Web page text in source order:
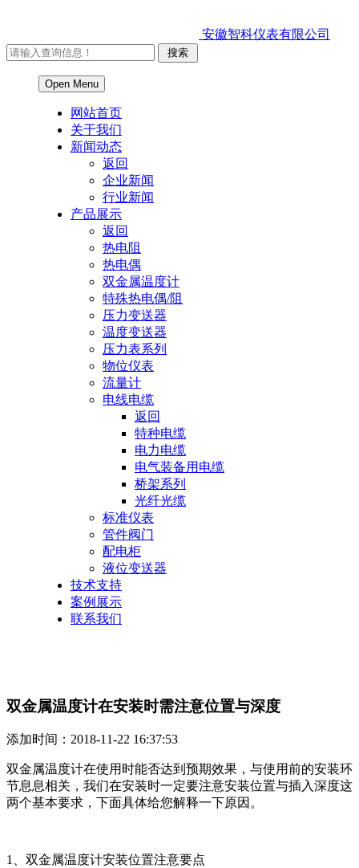
安徽智科仪表有限公司
Open Menu
网站首页
关于我们
新闻动态
返回
企业新闻
行业新闻
产品展示
返回
热电阻
热电偶
双金属温度计
特殊热电偶/阻
压力变送器
温度变送器
压力表系列
物位仪表
流量计
电线电缆
返回
特种电缆
电力电缆
电气装备用电缆
桥架系列
光纤光缆
标准仪表
管件阀门
配电柜
液位变送器
技术支持
案例展示
联系我们
双金属温度计在安装时需注意位置与深度
添加时间：2018-11-22 16:37:53
双金属温度计在使用时能否达到预期效果，与使用前的安装环
节息息相关，我们在安装时一定要注意安装位置与插入深度这
两个基本要求，下面具体给您解释一下原因。
1、双金属温度计安装位置注意要点